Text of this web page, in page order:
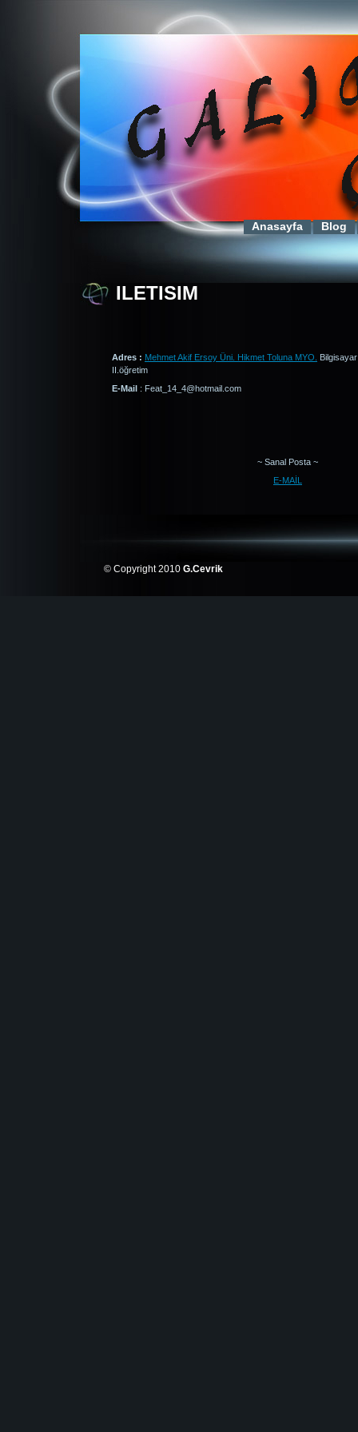
Anasayfa Blog
ILETISIM
Adres : Mehmet Akif Ersoy Üni. Hikmet Toluna MYO.
Bilgisayar
II.öğretim
E-Mail : Feat_14_4@hotmail.com
~ Sanal Posta ~
E-MAİL
© Copyright 2010 G.Cevrik